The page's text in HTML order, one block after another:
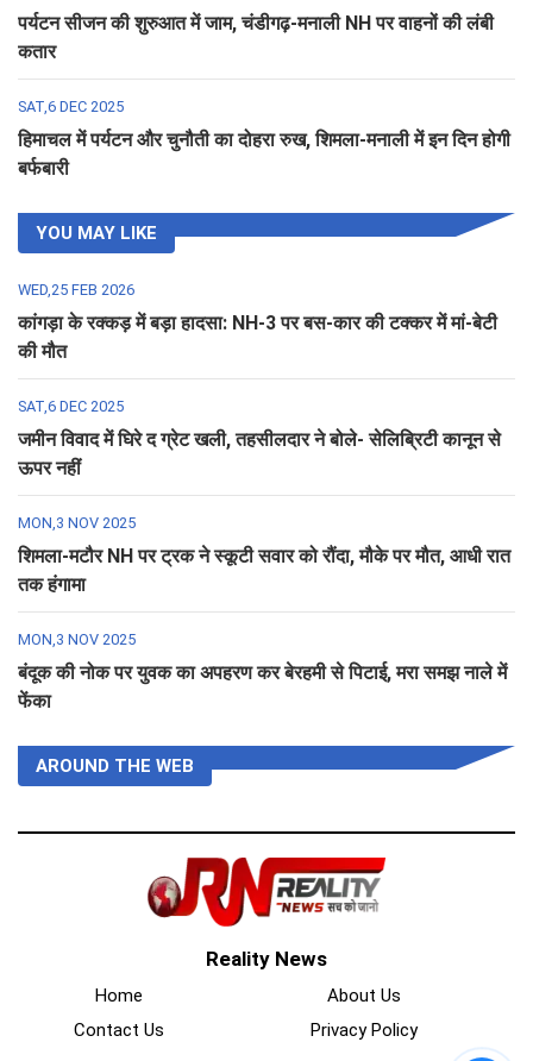
पर्यटन सीजन की शुरुआत में जाम, चंडीगढ़-मनाली NH पर वाहनों की लंबी
कतार
SAT,6 DEC 2025
हिमाचल में पर्यटन और चुनौती का दोहरा रुख, शिमला-मनाली में इन दिन होगी
बर्फबारी
YOU MAY LIKE
WED,25 FEB 2026
कांगड़ा के रक्कड़ में बड़ा हादसा: NH-3 पर बस-कार की टक्कर में मां-बेटी
की मौत
SAT,6 DEC 2025
जमीन विवाद में घिरे द ग्रेट खली, तहसीलदार ने बोले- सेलिब्रिटी कानून से
ऊपर नहीं
MON,3 NOV 2025
शिमला-मटौर NH पर ट्रक ने स्कूटी सवार को रौंदा, मौके पर मौत, आधी रात
तक हंगामा
MON,3 NOV 2025
बंदूक की नोक पर युवक का अपहरण कर बेरहमी से पिटाई, मरा समझ नाले में
फेंका
AROUND THE WEB
Reality News
Home
About Us
Contact Us
Privacy Policy